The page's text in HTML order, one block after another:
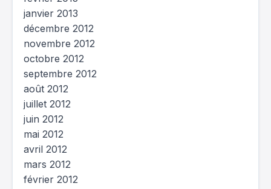
janvier 2013
décembre 2012
novembre 2012
octobre 2012
septembre 2012
août 2012
juillet 2012
juin 2012
mai 2012
avril 2012
mars 2012
février 2012